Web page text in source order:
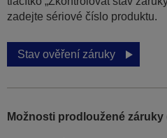
zadejte sériové číslo produktu.
Stav ověření záruky
Možnosti prodloužené záruky